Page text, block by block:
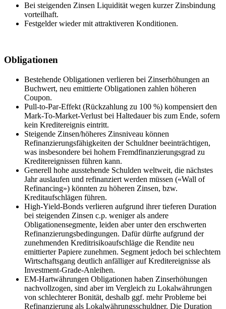
Bei steigenden Zinsen Liquidität wegen kurzer Zinsbindung
vorteilhaft.
Festgelder wieder mit attraktiveren Konditionen.
Obligationen
Bestehende Obligationen verlieren bei Zinserhöhungen an
Buchwert, neu emittierte Obligationen zahlen höheren
Coupon.
Pull-to-Par-Effekt (Rückzahlung zu 100 %) kompensiert den
Mark-To-Market-Verlust bei Haltedauer bis zum Ende, sofern
kein Kreditereignis eintritt.
Steigende Zinsen/höheres Zinsniveau können
Refinanzierungsfähigkeiten der Schuldner beeinträchtigen,
was insbesondere bei hohem Fremdfinanzierungsgrad zu
Kreditereignissen führen kann.
Generell hohe ausstehende Schulden weltweit, die nächstes
Jahr auslaufen und refinanziert werden müssen («Wall of
Refinancing») könnten zu höheren Zinsen, bzw.
Kreditaufschlägen führen.
High-Yield-Bonds verlieren aufgrund ihrer tieferen Duration
bei steigenden Zinsen c.p. weniger als andere
Obligationensegmente, leiden aber unter den erschwerten
Refinanzierungsbedingungen. Dafür dürfte aufgrund der
zunehmenden Kreditrisikoaufschläge die Rendite neu
emittierter Papiere zunehmen. Segment jedoch bei schlechtem
Wirtschaftsgang deutlich anfälliger auf Kreditereignisse als
Investment-Grade-Anleihen.
EM-Hartwährungen Obligationen haben Zinserhöhungen
nachvollzogen, sind aber im Vergleich zu Lokalwährungen
von schlechterer Bonität, deshalb ggf. mehr Probleme bei
Refinanzierung als Lokalwährungsschuldner. Die Duration